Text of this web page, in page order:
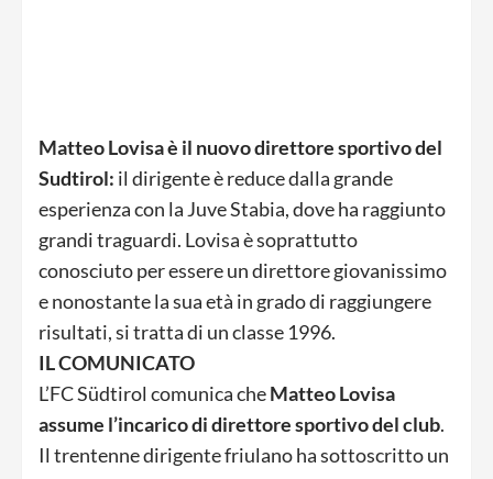
Matteo Lovisa è il nuovo direttore sportivo del
Sudtirol: il dirigente è reduce dalla grande
esperienza con la Juve Stabia, dove ha raggiunto
grandi traguardi. Lovisa è soprattutto
conosciuto per essere un direttore giovanissimo
e nonostante la sua età in grado di raggiungere
risultati, si tratta di un classe 1996.
IL COMUNICATO
L’FC Südtirol comunica cheMatteo Lovisa
assume l’incarico di direttore sportivo del club.
Il trentenne dirigente friulano ha sottoscritto un